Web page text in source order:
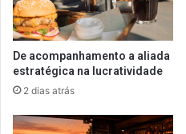
De acompanhamento a aliada
estratégica na lucratividade
2 dias atrás